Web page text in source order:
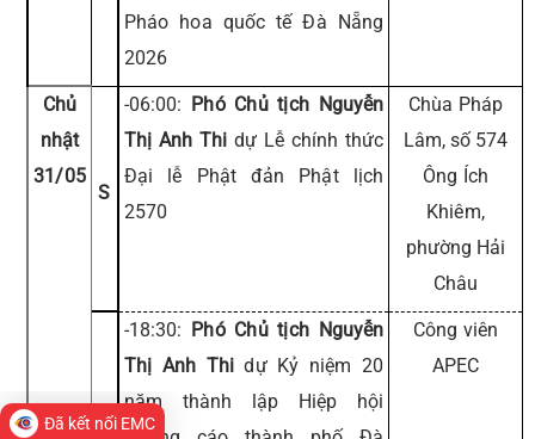
Pháo hoa quốc tế Đà Nẵng
2026
Chủ
nhật
31/05
S
-06:00: Phó Chủ tịch Nguyễn
Thị Anh Thi dự Lễ chính thức
Đại lễ Phật đản Phật lịch
2570
Chùa Pháp
Lâm, số 574
Ông Ích
Khiêm,
phường Hải
Châu
C
-18:30: Phó Chủ tịch Nguyễn
Thị Anh Thidự Kỷ niệm 20
năm thành lập Hiệp hội
Công viên
APEC
Đã kết nối EMC